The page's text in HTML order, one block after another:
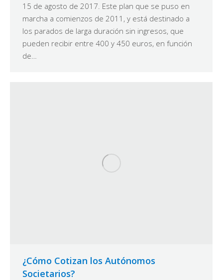
15 de agosto de 2017. Este plan que se puso en
marcha a comienzos de 2011, y está destinado a
los parados de larga duración sin ingresos, que
pueden recibir entre 400 y 450 euros, en función
de…
¿Cómo Cotizan los Autónomos
Societarios?